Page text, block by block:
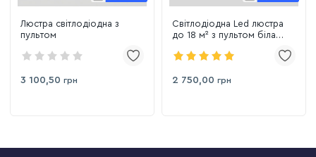
Люстра світлодіодна з
пультом
3 100,50 грн
Світлодіодна Led люстра
до 18 м² з пультом біла
Wh)
2 750,00 грн